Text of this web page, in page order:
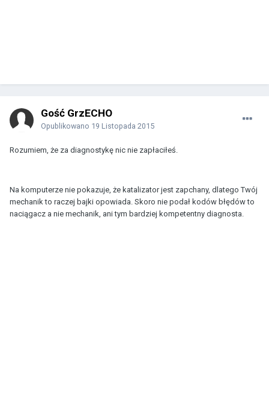
Gość GrzECHO
Opublikowano 19 Listopada 2015
Rozumiem, że za diagnostykę nic nie zapłaciłeś.
Na komputerze nie pokazuje, że katalizator jest zapchany, dlatego Twój
mechanik to raczej bajki opowiada. Skoro nie podał kodów błędów to
naciągacz a nie mechanik, ani tym bardziej kompetentny diagnosta.